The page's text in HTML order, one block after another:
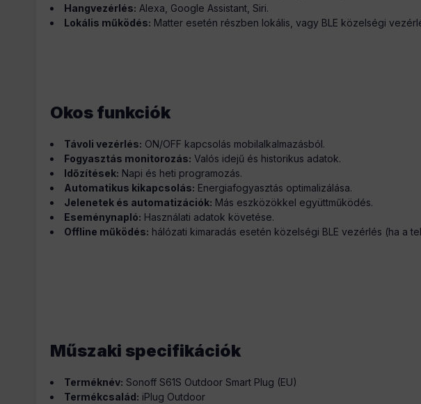
Hangvezérlés: Alexa, Google Assistant, Siri.
Lokális működés: Matter esetén részben lokális, vagy BLE közelségi
Okos funkciók
Távoli vezérlés: ON/OFF kapcsolás mobilalkalmazásból.
Fogyasztás monitorozás: Valós idejű és historikus adatok.
Időzítések: Napi és heti programozás.
Automatikus kikapcsolás: Energiafogyasztás optimalizálása.
Jelenetek és automatizációk: Más eszközökkel együttműködés.
Eseménynapló: Használati adatok követése.
Offline működés: hálózati kimaradás esetén közelségi BLE vezérlés (ha a
Műszaki specifikációk
Terméknév: Sonoff S61S Outdoor Smart Plug (EU)
Termékcsalád: iPlug Outdoor